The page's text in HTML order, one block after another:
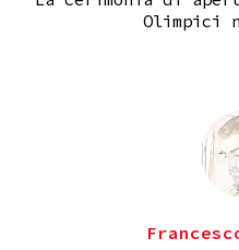
Olimpici